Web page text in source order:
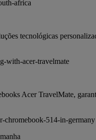
tecnológicas
Acer TravelMate,